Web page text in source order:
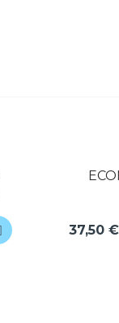
37,50 €